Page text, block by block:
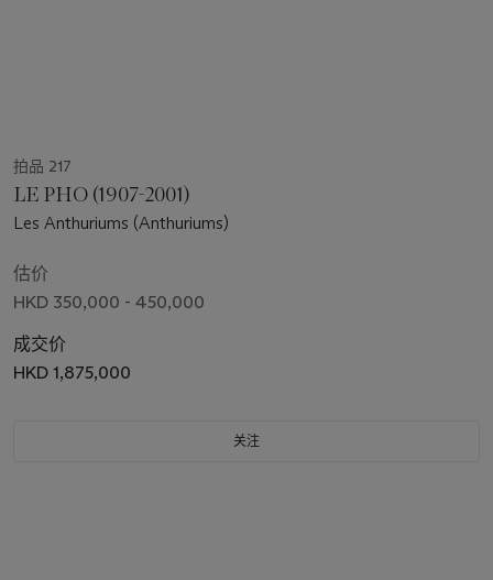
拍品 217
LE PHO (1907-2001)
Les Anthuriums (Anthuriums)
估价
HKD 350,000 - 450,000
成交价
HKD 1,875,000
关注